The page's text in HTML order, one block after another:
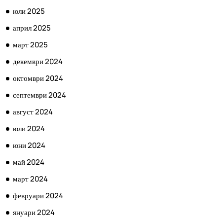
юли 2025
април 2025
март 2025
декември 2024
октомври 2024
септември 2024
август 2024
юли 2024
юни 2024
май 2024
март 2024
февруари 2024
януари 2024